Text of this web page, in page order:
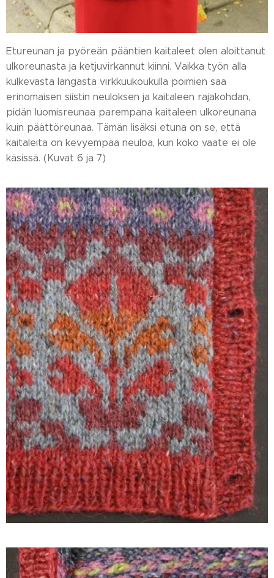
Etureunan ja pyöreän pääntien kaitaleet olen aloittanut
ulkoreunasta ja ketjuvirkannut kiinni. Vaikka työn alla
kulkevasta langasta virkkuukoukulla poimien saa
erinomaisen siistin neuloksen ja kaitaleen rajakohdan,
pidän luomisreunaa parempana kaitaleen ulkoreunana
kuin päättöreunaa. Tämän lisäksi etuna on se, että
kaitaleita on kevyempää neuloa, kun koko vaate ei ole
käsissä. (Kuvat 6 ja 7)